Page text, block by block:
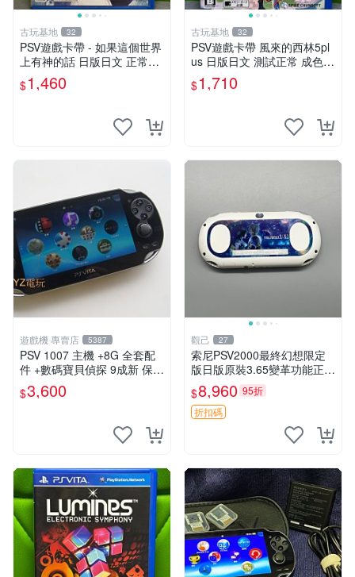
古玩基地 32
PSV遊戲卡帶 - 如果這個世界
上有神的話 日版日文 正常可
玩 神秘成色參考圖 售後不退
如果這是你想找的游戲 請先
$1,460
古玩基地 32
PSV遊戲卡帶 風來的西林5pl
us 日版日文 測試正常 成色如
圖 買家自負 風來的西林5plus
PSV 日版
$1,710
遊戲機 專賣店 5387
PSV 1007 主機 +8G 全套配
件 +數碼寶貝偵探 9成新 保修
一年 品質有保障
$3,600
觀己 27
索尼PSV2000最終幻想限定
版日版原裝3.65變革功能正常
背面小劃痕磨損 實物圖可查
限量珍藏 畫集 游戲機
$8,960 95折
折扣碼